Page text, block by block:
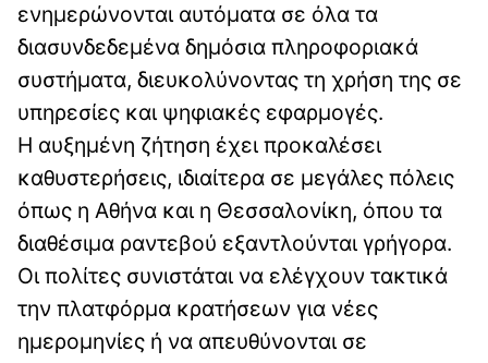
ενημερώνονται αυτόματα σε όλα τα
διασυνδεδεμένα δημόσια πληροφοριακά
συστήματα, διευκολύνοντας τη χρήση της σε
υπηρεσίες και ψηφιακές εφαρμογές.
Η αυξημένη ζήτηση έχει προκαλέσει
καθυστερήσεις, ιδιαίτερα σε μεγάλες πόλεις
όπως η Αθήνα και η Θεσσαλονίκη, όπου τα
διαθέσιμα ραντεβού εξαντλούνται γρήγορα.
Οι πολίτες συνιστάται να ελέγχουν τακτικά
την πλατφόρμα κρατήσεων για νέες
ημερομηνίες ή να απευθύνονται σε